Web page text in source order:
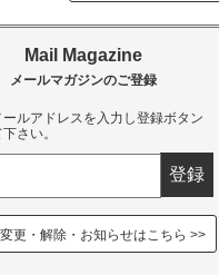
ールアドレスを入力し登録ボタン
さい。
変更・解除・お知らせはこちら